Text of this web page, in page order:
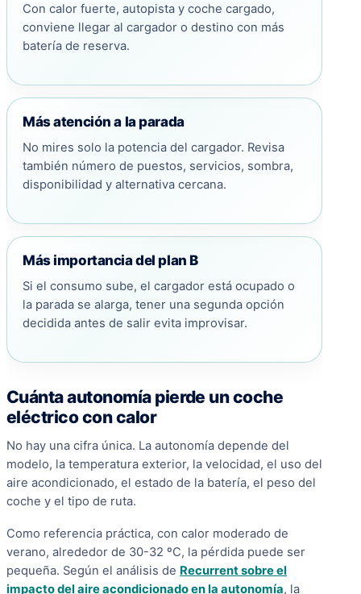
Con calor fuerte, autopista y coche cargado,
conviene llegar al cargador o destino con más
batería de reserva.
Más atención a la parada
No mires solo la potencia del cargador. Revisa
también número de puestos, servicios, sombra,
disponibilidad y alternativa cercana.
Más importancia del plan B
Si el consumo sube, el cargador está ocupado o
la parada se alarga, tener una segunda opción
decidida antes de salir evita improvisar.
Cuánta autonomía pierde un coche
eléctrico con calor
No hay una cifra única. La autonomía depende del
modelo, la temperatura exterior, la velocidad, el uso del
aire acondicionado, el estado de la batería, el peso del
coche y el tipo de ruta.
Como referencia práctica, con calor moderado de
verano, alrededor de 30-32 ºC, la pérdida puede ser
pequeña. Según el análisis de Recurrent sobre el
impacto del aire acondicionado en la autonomía, la